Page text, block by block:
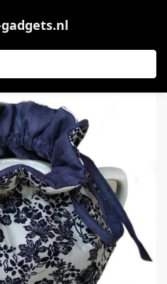
– Keuken accessoire voor thuis – Vintage uitstraling – Cadeau voor moeder, vrouw, vrienden